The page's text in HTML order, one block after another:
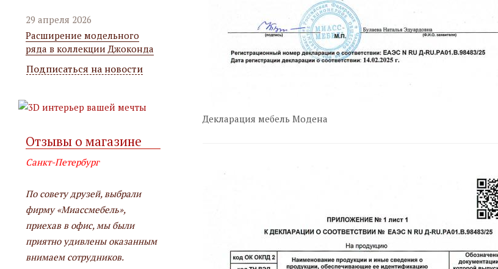
Декларация мебель Модена
29 апреля 2026
Расширение модельного
ряда в коллекции Джоконда
Подписаться на новости
Отзывы о магазине
Санкт-Петербург
По совету друзей, выбрали
фирму «Миассмебель»,
приехав в офис, мы были
приятно удивлены оказанным
внимаем сотрудников.